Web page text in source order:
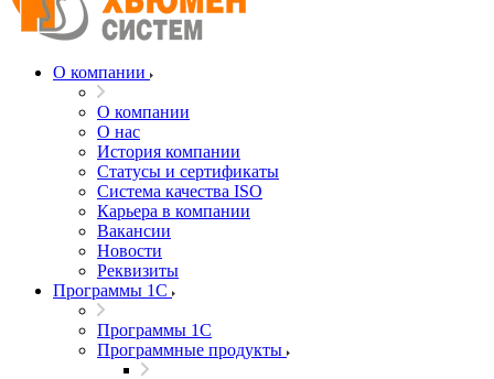
О компании
О компании
О нас
История компании
Статусы и сертификаты
Система качества ISO
Карьера в компании
Вакансии
Новости
Реквизиты
Программы 1С
Программы 1С
Программные продукты